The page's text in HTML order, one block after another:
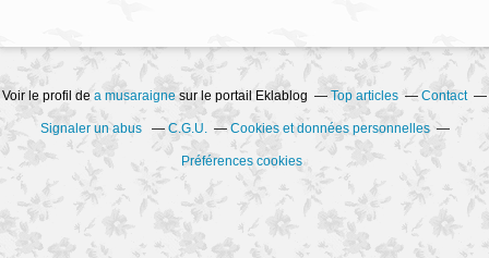
Voir le profil de a musaraigne sur le portail Eklablog Top articles Contact
Signaler un abus C.G.U. Cookies et données personnelles
Préférences cookies